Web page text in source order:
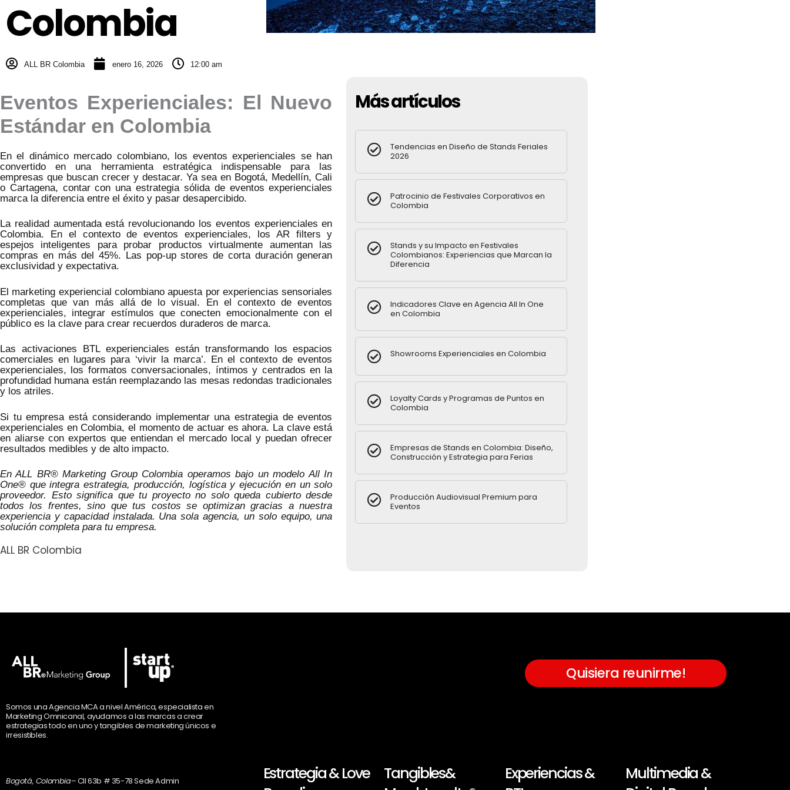
Colombia
ALL BR Colombia enero 16, 2026 12:00 am
Eventos Experienciales: El Nuevo
Estándar en Colombia
En el dinámico mercado colombiano, los eventos experienciales se han
convertido en una herramienta estratégica indispensable para las
empresas que buscan crecer y destacar. Ya sea en Bogotá, Medellín, Cali
o Cartagena, contar con una estrategia sólida de eventos experienciales
marca la diferencia entre el éxito y pasar desapercibido.
La realidad aumentada está revolucionando los eventos experienciales en
Colombia. En el contexto de eventos experienciales, los AR filters y
espejos inteligentes para probar productos virtualmente aumentan las
compras en más del 45%. Las pop-up stores de corta duración generan
exclusividad y expectativa.
El marketing experiencial colombiano apuesta por experiencias sensoriales
completas que van más allá de lo visual. En el contexto de eventos
experienciales, integrar estímulos que conecten emocionalmente con el
público es la clave para crear recuerdos duraderos de marca.
Las activaciones BTL experienciales están transformando los espacios
comerciales en lugares para ‘vivir la marca’. En el contexto de eventos
experienciales, los formatos conversacionales, íntimos y centrados en la
profundidad humana están reemplazando las mesas redondas tradicionales
y los atriles.
Si tu empresa está considerando implementar una estrategia de eventos
experienciales en Colombia, el momento de actuar es ahora. La clave está
en aliarse con expertos que entiendan el mercado local y puedan ofrecer
resultados medibles y de alto impacto.
En ALL BR® Marketing Group Colombia operamos bajo un modelo All In
One® que integra estrategia, producción, logística y ejecución en un solo
proveedor. Esto significa que tu proyecto no solo queda cubierto desde
todos los frentes, sino que tus costos se optimizan gracias a nuestra
experiencia y capacidad instalada. Una sola agencia, un solo equipo, una
solución completa para tu empresa.
ALL BR Colombia
Más artículos
Tendencias en Diseño de Stands Feriales
2026
Patrocinio de Festivales Corporativos en
Colombia
Stands y su Impacto en Festivales
Colombianos: Experiencias que Marcan la
Diferencia
Indicadores Clave en Agencia All In One
en Colombia
Showrooms Experienciales en Colombia
Loyalty Cards y Programas de Puntos en
Colombia
Empresas de Stands en Colombia: Diseño,
Construcción y Estrategia para Ferias
Producción Audiovisual Premium para
Eventos
Somos una Agencia MCA a nivel América, especialista en
Marketing Omnicanal, ayudamos a las marcas a crear
estrategias todo en uno y tangibles de marketing únicos e
irresistibles.
Bogotá, Colombia– Cll 63b # 35-78 Sede Admin
Quisiera reunirme!
Estrategia & Love
Tangibles&
Experiencias &
Multimedia &